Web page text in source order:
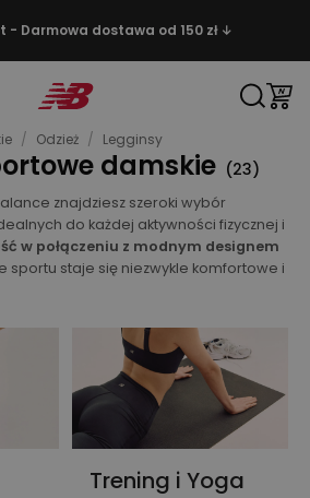
- Darmowa dostawa od 150 zł ↓
/ Odzież / Legginsy
damskie (23)
znajdziesz szeroki wybór
do każdej aktywności fizycznej i
w połączeniu z modnym designem
sportu staje się niezwykle komfortowe i
Trening i Yoga